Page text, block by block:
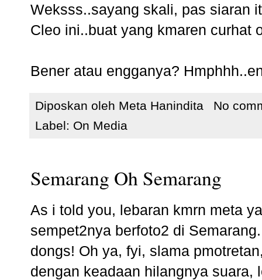
Weksss..sayang skali, pas siaran
Cleo ini..buat yang kmaren curhat
Bener atau engganya?
Diposkan oleh Meta Hanindita
No
Label: On Media
Semarang Oh Semarang
As i told you, lebaran kmrn meta
sempet2nya berfoto2 di
dongs! Oh ya, fyi, slama
dengan keadaan hilangnya suara,